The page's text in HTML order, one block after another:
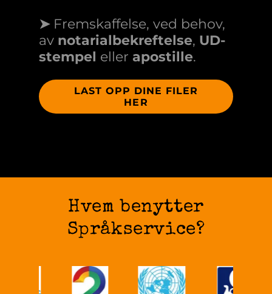
➤ Fremskaffelse, ved behov,
av notarialbekreftelse, UD-
stempel eller apostille.
LAST OPP DINE FILER
HER
Hvem benytter
Språkservice?